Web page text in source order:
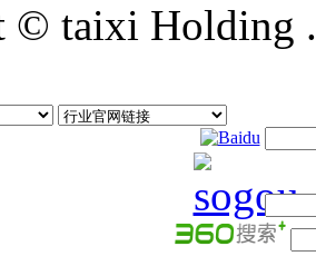
© taixi Holding